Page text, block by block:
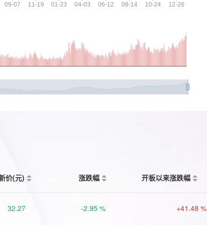
价(元) 涨跌幅 开板以来涨跌幅
32.27 -2.95 % +41.48 %